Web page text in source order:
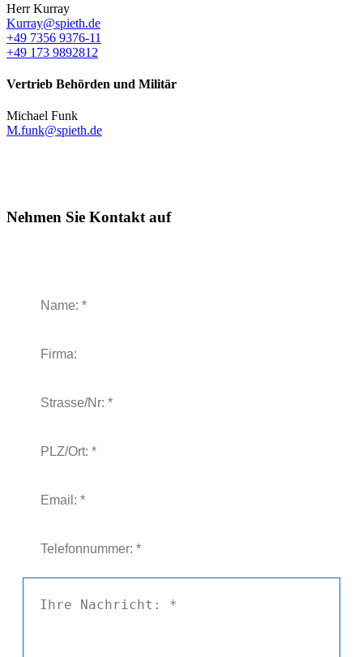
Herr Kurray
Kurray@spieth.de
+49 7356 9376-11
+49 173 9892812
Vertrieb Behörden und Militär
Michael Funk
M.funk@spieth.de
Nehmen Sie Kontakt auf